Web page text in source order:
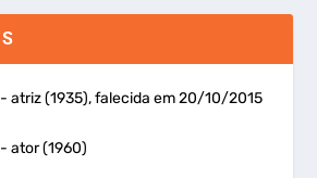
- atriz (1935), falecida em 20/10/2015
- ator (1960)